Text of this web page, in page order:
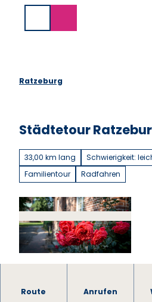
Ratzeburg
Städtetour
33,00 km lang Schwierigkeit:
Familientour
Radfahren
Route Anrufen